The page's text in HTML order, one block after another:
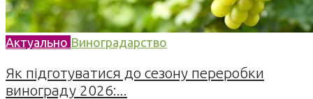
Актуально Виноградарство
Як підготуватися до сезону переробки
винограду 2026:...